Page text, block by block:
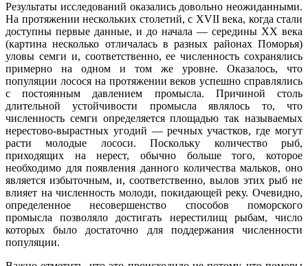
Результаты исследований оказались довольно неожиданными.
На протяжении нескольких столетий, с XVII века, когда стали
доступны первые данные, и до начала — середины XX века
(картина несколько отличалась в разных районах Поморья)
уловы семги и, соответственно, ее численность сохранялись
примерно на одном и том же уровне. Оказалось, что
популяции лосося на протяжении веков успешно справлялись
с постоянным давлением промысла. Причиной столь
длительной устойчивости промысла являлось то, что
численность семги определяется площадью так называемых
нерестово-вырастных угодий — речных участков, где могут
расти молодые лососи. Поскольку количество рыб,
приходящих на нерест, обычно больше того, которое
необходимо для появления данного количества мальков, оно
является избыточным, и, соответственно, вылов этих рыб не
влияет на численность молоди, покидающей реку. Очевидно,
определенное несовершенство способов поморского
промысла позволяло достигать нерестилищ рыбам, число
которых было достаточно для поддержания численности
популяции.